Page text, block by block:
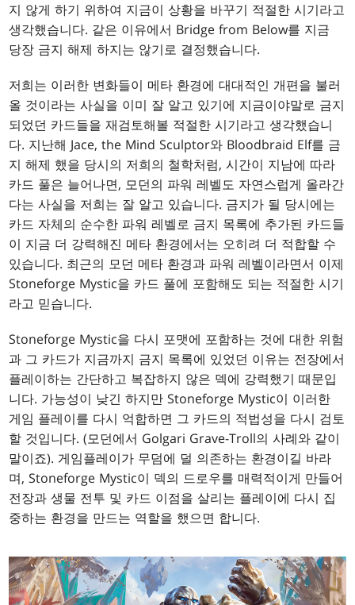
지 않게 하기 위하여 지금이 상황을 바꾸기 적절한 시기라고
생각했습니다. 같은 이유에서 Bridge from Below를 지금
당장 금지 해제 하지는 않기로 결정했습니다.
저희는 이러한 변화들이 메타 환경에 대대적인 개편을 불러
올 것이라는 사실을 이미 잘 알고 있기에 지금이야말로 금지
되었던 카드들을 재검토해볼 적절한 시기라고 생각했습니
다. 지난해 Jace, the Mind Sculptor와 Bloodbraid Elf를 금
지 해제 했을 당시의 저희의 철학처럼, 시간이 지남에 따라
카드 풀은 늘어나면, 모던의 파워 레벨도 자연스럽게 올라간
다는 사실을 저희는 잘 알고 있습니다. 금지가 될 당시에는
카드 자체의 순수한 파워 레벨로 금지 목록에 추가된 카드들
이 지금 더 강력해진 메타 환경에서는 오히려 더 적합할 수
있습니다. 최근의 모던 메타 환경과 파워 레벨이라면서 이제
Stoneforge Mystic을 카드 풀에 포함해도 되는 적절한 시기
라고 믿습니다.
Stoneforge Mystic을 다시 포맷에 포함하는 것에 대한 위험
과 그 카드가 지금까지 금지 목록에 있었던 이유는 전장에서
플레이하는 간단하고 복잡하지 않은 덱에 강력했기 때문입
니다. 가능성이 낮긴 하지만 Stoneforge Mystic이 이러한
게임 플레이를 다시 억합하면 그 카드의 적법성을 다시 검토
할 것입니다. (모던에서 Golgari Grave-Troll의 사례와 같이
말이죠). 게임플레이가 무덤에 덜 의존하는 환경이길 바라
며, Stoneforge Mystic이 덱의 드로우를 매력적이게 만들어
전장과 생물 전투 및 카드 이점을 살리는 플레이에 다시 집
중하는 환경을 만드는 역할을 했으면 합니다.